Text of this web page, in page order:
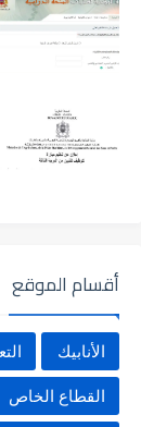
أقسام الموقع
الأنابيك
القطاع الخاص